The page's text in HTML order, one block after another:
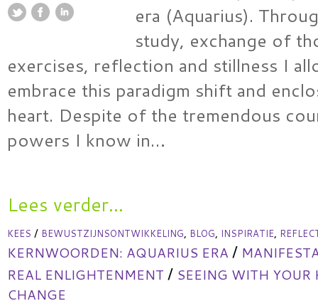
era (Aquarius).
study, exchange of
exercises, reflection and stillness I
embrace this paradigm shift and
heart. Despite of the tremendous
powers I know in…
Lees verder...
KEES / BEWUSTZIJNSONTWIKKELING, BLOG, INSPIRATIE,
KERNWOORDEN: AQUARIUS ERA /
REAL ENLIGHTENMENT / SEEING WITH YOUR
CHANGE